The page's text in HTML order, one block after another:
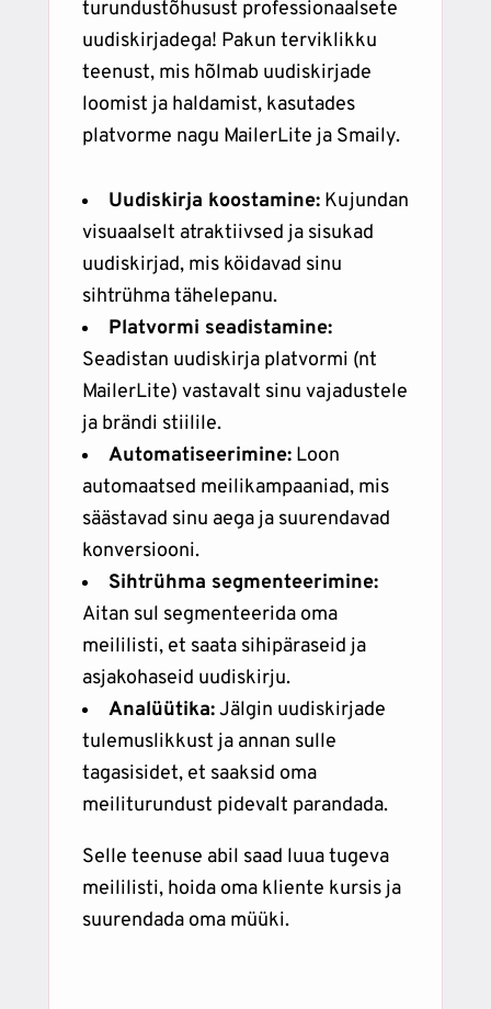
turundustõhusust professionaalsete
uudiskirjadega! Pakun terviklikku
teenust, mis hõlmab uudiskirjade
loomist ja haldamist, kasutades
platvorme nagu MailerLite ja Smaily.
Uudiskirja koostamine: Kujundan
visuaalselt atraktiivsed ja sisukad
uudiskirjad, mis köidavad sinu
sihtrühma tähelepanu.
Platvormi seadistamine:
Seadistan uudiskirja platvormi (nt
MailerLite) vastavalt sinu vajadustele
ja brändi stiilile.
Automatiseerimine: Loon
automaatsed meilikampaaniad, mis
säästavad sinu aega ja suurendavad
konversiooni.
Sihtrühma segmenteerimine:
Aitan sul segmenteerida oma
meililisti, et saata sihipäraseid ja
asjakohaseid uudiskirju.
Analüütika:Jälgin uudiskirjade
tulemuslikkust ja annan sulle
tagasisidet, et saaksid oma
meiliturundust pidevalt parandada.
Selle teenuse abil saad luua tugeva
meililisti, hoida oma kliente kursis ja
suurendada oma müüki.